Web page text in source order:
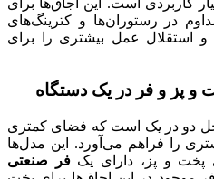
کاربردی است. این اجاق‌ها برای
در رستوران‌ها و کترینگ‌های
و استقلال عمل بیشتری را برای
و پز و فر در یک دستگاه
دو در یک است که فضای کمتری
را فراهم می‌آورد. این مدل‌ها
پخت و پز، دارای یکفر صنعتی